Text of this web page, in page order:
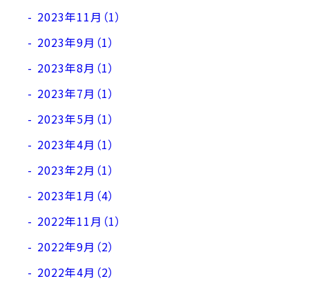
2023年11月（1）
2023年9月（1）
2023年8月（1）
2023年7月（1）
2023年5月（1）
2023年4月（1）
2023年2月（1）
2023年1月（4）
2022年11月（1）
2022年9月（2）
2022年4月（2）